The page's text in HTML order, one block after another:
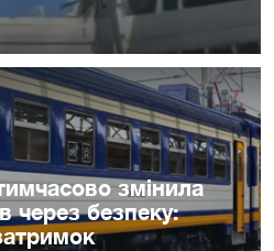
змінила
через безпеку: